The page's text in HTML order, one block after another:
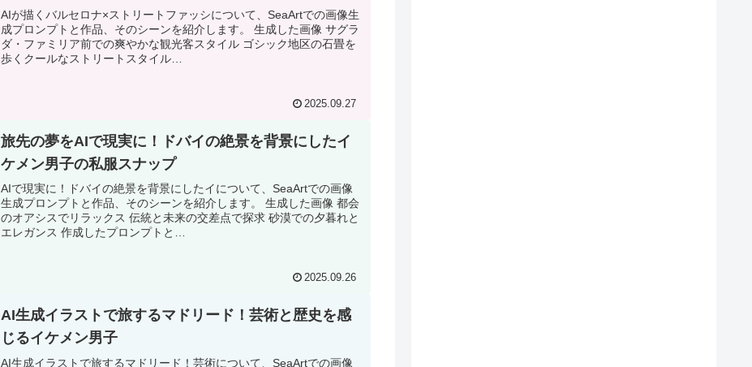
AIが描くバルセロナ×ストリートファッシについて、SeaArtでの画像生
成プロンプトと作品、そのシーンを紹介します。 生成した画像 サグラ
ダ・ファミリア前での爽やかな観光客スタイル ゴシック地区の石畳を
歩くクールなストリートスタイル…
2025.09.27
旅先の夢をAIで現実に！ドバイの絶景を背景にしたイ
ケメン男子の私服スナップ
AIで現実に！ドバイの絶景を背景にしたイについて、SeaArtでの画像
生成プロンプトと作品、そのシーンを紹介します。 生成した画像 都会
のオアシスでリラックス 伝統と未来の交差点で探求 砂漠での夕暮れと
エレガンス 作成したプロンプトと…
2025.09.26
AI生成イラストで旅するマドリード！芸術と歴史を感
じるイケメン男子
AI生成イラストで旅するマドリード！芸術について、SeaArtでの画像